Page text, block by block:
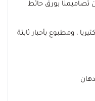
تصاميمنا بورق حائط
، ومطبوع بأحبار ثابتة